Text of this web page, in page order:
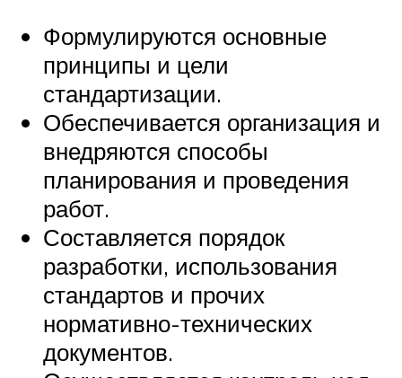
Формулируются основные
принципы и цели
стандартизации.
Обеспечивается организация и
внедряются способы
планирования и проведения
работ.
Составляется порядок
разработки, использования
стандартов и прочих
нормативно-технических
документов.